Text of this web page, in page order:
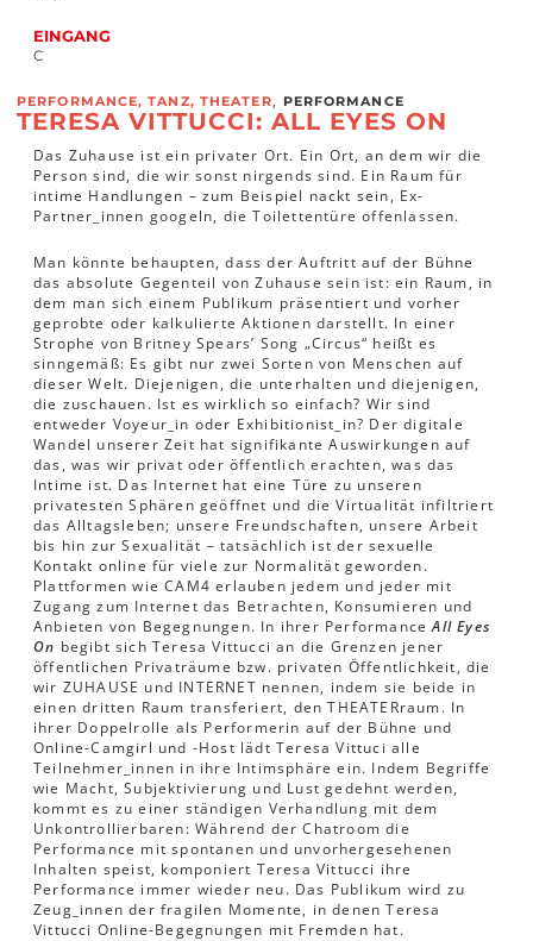
EINGANG
C
PERFORMANCE, TANZ, THEATER, PERFORMANCE
TERESA VITTUCCI: ALL EYES ON
Das Zuhause ist ein privater Ort. Ein Ort, an dem wir die
Person sind, die wir sonst nirgends sind. Ein Raum für
intime Handlungen – zum Beispiel nackt sein, Ex-
Partner_innen googeln, die Toilettentüre offenlassen.
Man könnte behaupten, dass der Auftritt auf der Bühne
das absolute Gegenteil von Zuhause sein ist: ein Raum, in
dem man sich einem Publikum präsentiert und vorher
geprobte oder kalkulierte Aktionen darstellt. In einer
Strophe von Britney Spears’ Song „Circus“ heißt es
sinngemäß: Es gibt nur zwei Sorten von Menschen auf
dieser Welt. Diejenigen, die unterhalten und diejenigen,
die zuschauen. Ist es wirklich so einfach? Wir sind
entweder Voyeur_in oder Exhibitionist_in? Der digitale
Wandel unserer Zeit hat signifikante Auswirkungen auf
das, was wir privat oder öffentlich erachten, was das
Intime ist. Das Internet hat eine Türe zu unseren
privatesten Sphären geöffnet und die Virtualität infiltriert
das Alltagsleben; unsere Freundschaften, unsere Arbeit
bis hin zur Sexualität – tatsächlich ist der sexuelle
Kontakt online für viele zur Normalität geworden.
Plattformen wie CAM4 erlauben jedem und jeder mit
Zugang zum Internet das Betrachten, Konsumieren und
Anbieten von Begegnungen. In ihrer PerformanceAll Eyes
On begibt sich Teresa Vittucci an die Grenzen jener
öffentlichen Privaträume bzw. privaten Öffentlichkeit, die
wir ZUHAUSE und INTERNET nennen, indem sie beide in
einen dritten Raum transferiert, den THEATERraum. In
ihrer Doppelrolle als Performerin auf der Bühne und
Online-Camgirl und -Host lädt Teresa Vittuci alle
Teilnehmer_innen in ihre Intimsphäre ein. Indem Begriffe
wie Macht, Subjektivierung und Lust gedehnt werden,
kommt es zu einer ständigen Verhandlung mit dem
Unkontrollierbaren: Während der Chatroom die
Performance mit spontanen und unvorhergesehenen
Inhalten speist, komponiert Teresa Vittucci ihre
Performance immer wieder neu. Das Publikum wird zu
Zeug_innen der fragilen Momente, in denen Teresa
Vittucci Online-Begegnungen mit Fremden hat.